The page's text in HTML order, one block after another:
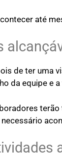
até
de ter uma
da equipe e